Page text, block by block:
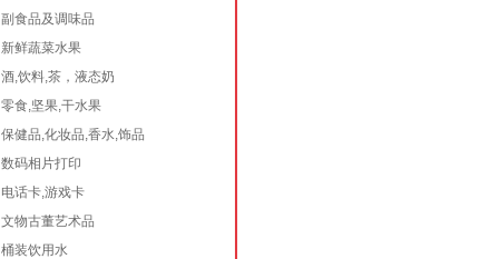
副食品及调味品
新鲜蔬菜水果
酒,饮料,茶，液态奶
零食,坚果,干水果
保健品,化妆品,香水,饰品
数码相片打印
电话卡,游戏卡
文物古董艺术品
桶装饮用水